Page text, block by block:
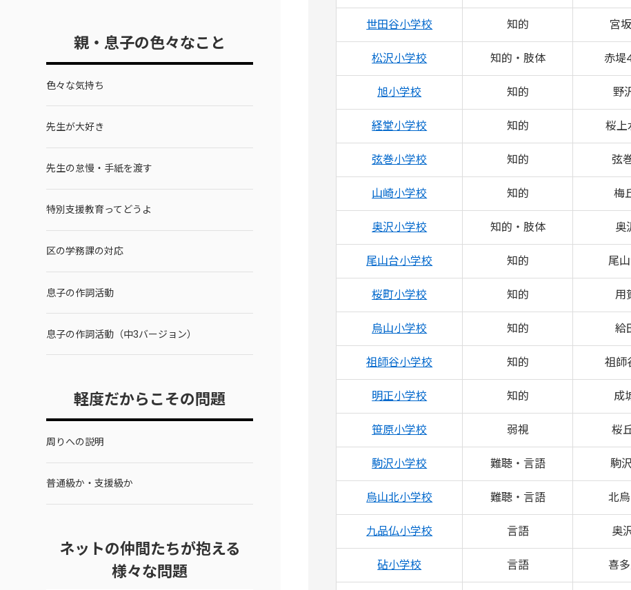
世田谷小学校 知的 宮
松沢小学校 知的・肢体 赤
旭小学校 知的 野
経堂小学校 知的 桜
弦巻小学校 知的 弦
山崎小学校 知的 梅
奥沢小学校 知的・肢体 奥
尾山台小学校 知的 尾
桜町小学校 知的 用
烏山小学校 知的 給
祖師谷小学校 知的 祖
明正小学校 知的 成
笹原小学校 弱視 桜
駒沢小学校 難聴・言語 駒
烏山北小学校 難聴・言語 北
九品仏小学校 言語 奥
砧小学校 言語 喜
親・息子の色々なこと
色々な気持ち
先生が大好き
先生の怠慢・手紙を渡す
特別支援教育ってどうよ
区の学務課の対応
息子の作詞活動
息子の作詞活動（中3バージョン）
軽度だからこその問題
周りへの説明
普通級か・支援級か
ネットの仲間たちが抱える
様々な問題